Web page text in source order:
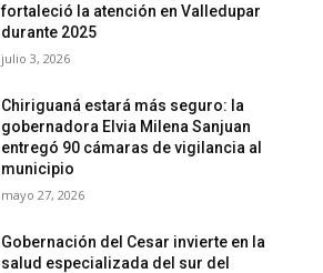
fortaleció la atención en Valledupar
durante 2025
julio 3, 2026
Chiriguaná estará más seguro: la
gobernadora Elvia Milena Sanjuan
entregó 90 cámaras de vigilancia al
municipio
mayo 27, 2026
Gobernación del Cesar invierte en la
salud especializada del sur del